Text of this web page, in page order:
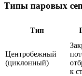
Типы паровых
Тип
Центробежный
(циклонный)
к